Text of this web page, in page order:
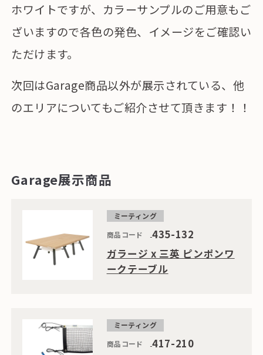
ホワイトですが、カラーサンプルのご用意もご
ざいますので各色の発色、イメージをご確認い
ただけます。
次回はGarage商品以外が展示されている、他
のエリアについてもご紹介させて頂きます！！
Garage展示商品
ミーティング
商品コード
435-132
ガラージ x 三英 ピンポンワ
ークテーブル
ミーティング
商品コード
417-210